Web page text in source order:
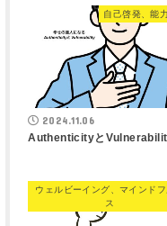
自己啓発、能
2024.11.06
Authenticityと
ウェルビーイング、マインド
ス